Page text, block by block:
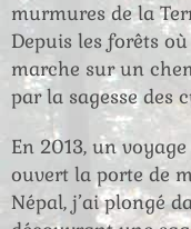
murmures de la
Depuis les forêts
marche sur un
par la sagesse des
En 2013, un
ouvert la porte de
Népal, j’ai plongé